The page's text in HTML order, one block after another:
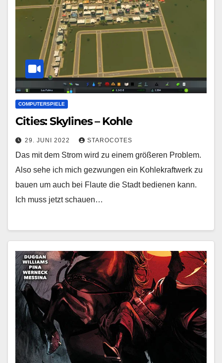
COMPUTERSPIELE
Cities: Skylines – Kohle
29. JUNI 2022 STAROCOTES
Das mit dem Strom wird zu einem größeren Problem.
Also sehe ich mich gezwungen ein Kohlekraftwerk zu
bauen um auch bei Flaute die Stadt bedienen kann.
Ich muss jetzt schauen…